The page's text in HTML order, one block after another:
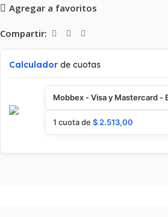
Agregar a favoritos
Compartir:
Calculador de cuotas
Mobbex - Visa y Mastercard -
1 cuota de $ 2.513,00